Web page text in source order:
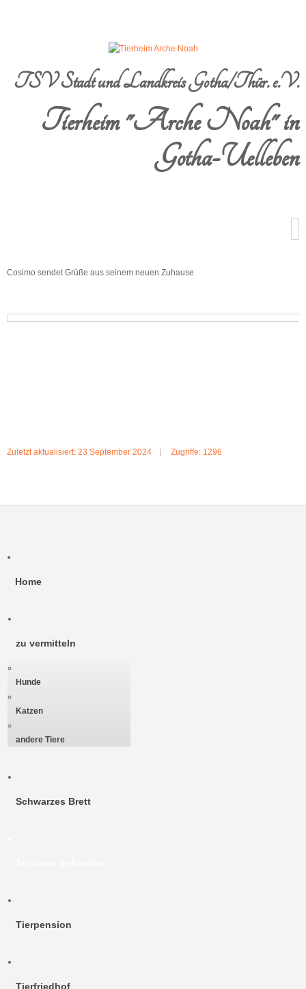
TSV Stadt und Landkreis Gotha/Thür. e.V.
Tierheim "Arche Noah" in
Gotha-Uelleben
Cosimo sendet Grüße aus seinem neuen Zuhause
Zuletzt aktualisiert: 23 September 2024 Zugriffe: 1296
Home
zu vermitteln
Hunde
Katzen
andere Tiere
Schwarzes Brett
Tierpension
Tierfriedhof